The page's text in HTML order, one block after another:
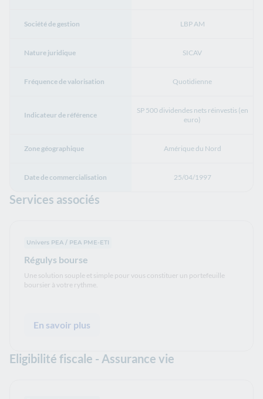
Société de gestion LBP AM
Nature juridique SICAV
Fréquence de valorisation Quotidienne
Indicateur de référence
SP 500 dividendes nets réinvestis (en
euro)
Zone géographique Amérique du Nord
Date de commercialisation 25/04/1997
Services associés
Régulys bourse
Univers PEA / PEA PME-ETI
Une solution souple et simple pour vous constituer un portefeuille
boursier à votre rythme.
En savoir plus
Eligibilité fiscale - Assurance vie